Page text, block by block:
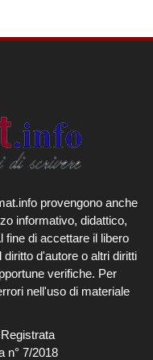
provengono anche
informativo, didattico,
fine di accettare il libero
d'autore o altri diritti
verifiche. Per
nell'uso di materiale
n° 7/2018